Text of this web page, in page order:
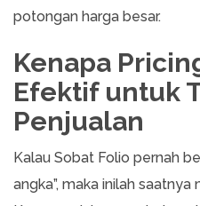
potongan harga besar.
Kenapa
Efektif untuk
Penjualan
Kalau Sobat Folio pernah
angka”, maka inilah saatnya